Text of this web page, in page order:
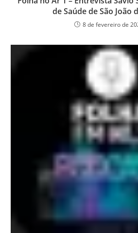
de Saúde de São João
8 de fevereiro de